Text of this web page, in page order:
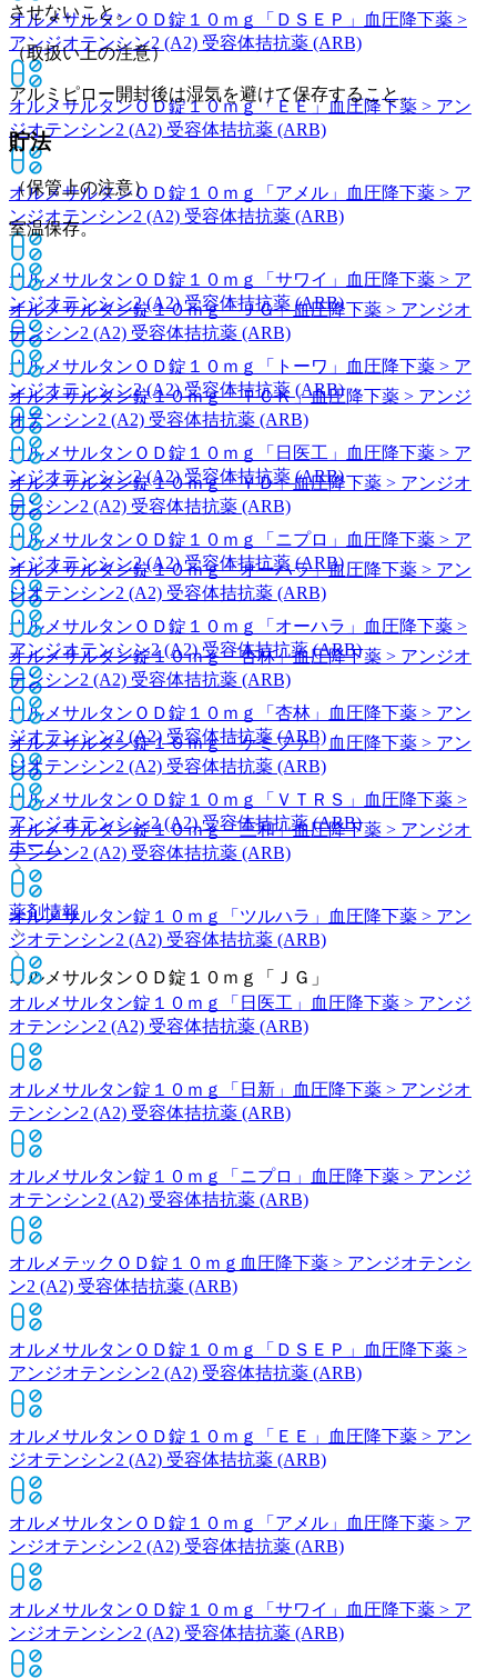
オルメサルタンＯＤ錠１０ｍｇ「ＤＳＥＰ」
血圧降下薬 >
アンジオテンシン2 (A2) 受容体拮抗薬 (ARB)
オルメサルタンＯＤ錠１０ｍｇ「ＥＥ」 血圧降下薬 > アン
ジオテンシン2 (A2) 受容体拮抗薬 (ARB)
オルメサルタンＯＤ錠１０ｍｇ「アメル」
血圧降下薬 > ア
ンジオテンシン2 (A2) 受容体拮抗薬 (ARB)
オルメサルタンＯＤ錠１０ｍｇ「サワイ」
血圧降下薬 > ア
ンジオテンシン2 (A2) 受容体拮抗薬 (ARB)
オルメサルタンＯＤ錠１０ｍｇ「トーワ」
血圧降下薬 > ア
ンジオテンシン2 (A2) 受容体拮抗薬 (ARB)
オルメサルタンＯＤ錠１０ｍｇ「日医工」
血圧降下薬 > ア
ンジオテンシン2 (A2) 受容体拮抗薬 (ARB)
オルメサルタンＯＤ錠１０ｍｇ「ニプロ」
血圧降下薬 > ア
ンジオテンシン2 (A2) 受容体拮抗薬 (ARB)
オルメサルタンＯＤ錠１０ｍｇ「オーハラ」
血圧降下薬 >
アンジオテンシン2 (A2) 受容体拮抗薬 (ARB)
オルメサルタンＯＤ錠１０ｍｇ「杏林」
血圧降下薬 > アン
ジオテンシン2 (A2) 受容体拮抗薬 (ARB)
オルメサルタンＯＤ錠１０ｍｇ「ＶＴＲＳ」
血圧降下薬 >
アンジオテンシン2 (A2) 受容体拮抗薬 (ARB)
ホーム
薬剤情報
オルメサルタンＯＤ錠１０ｍｇ「ＪＧ」
させないこと。
（取扱い上の注意）
アルミピロー開封後は湿気を避けて保存すること。
貯法
（保管上の注意）
室温保存。
オルメサルタン錠１０ｍｇ「ＪＧ」血圧降下薬 > アンジオ
テンシン2 (A2) 受容体拮抗薬 (ARB)
オルメサルタン錠１０ｍｇ「ＴＣＫ」血圧降下薬 > アンジ
オテンシン2 (A2) 受容体拮抗薬 (ARB)
オルメサルタン錠１０ｍｇ「ＹＤ」血圧降下薬 > アンジオ
テンシン2 (A2) 受容体拮抗薬 (ARB)
オルメサルタン錠１０ｍｇ「オーハラ」血圧降下薬 > アン
ジオテンシン2 (A2) 受容体拮抗薬 (ARB)
オルメサルタン錠１０ｍｇ「杏林」血圧降下薬 > アンジオ
テンシン2 (A2) 受容体拮抗薬 (ARB)
オルメサルタン錠１０ｍｇ「ケミファ」 血圧降下薬 > アン
ジオテンシン2 (A2) 受容体拮抗薬 (ARB)
オルメサルタン錠１０ｍｇ「三和」血圧降下薬 > アンジオ
テンシン2 (A2) 受容体拮抗薬 (ARB)
オルメサルタン錠１０ｍｇ「ツルハラ」
血圧降下薬 > アン
ジオテンシン2 (A2) 受容体拮抗薬 (ARB)
オルメサルタン錠１０ｍｇ「日医工」
血圧降下薬 > アンジ
オテンシン2 (A2) 受容体拮抗薬 (ARB)
オルメサルタン錠１０ｍｇ「日新」
血圧降下薬 > アンジオ
テンシン2 (A2) 受容体拮抗薬 (ARB)
オルメサルタン錠１０ｍｇ「ニプロ」
血圧降下薬 > アンジ
オテンシン2 (A2) 受容体拮抗薬 (ARB)
オルメテックＯＤ錠１０ｍｇ 血圧降下薬 > アンジオテンシ
ン2 (A2) 受容体拮抗薬 (ARB)
オルメサルタンＯＤ錠１０ｍｇ「ＤＳＥＰ」
血圧降下薬 >
アンジオテンシン2 (A2) 受容体拮抗薬 (ARB)
オルメサルタンＯＤ錠１０ｍｇ「ＥＥ」
血圧降下薬 > アン
ジオテンシン2 (A2) 受容体拮抗薬 (ARB)
オルメサルタンＯＤ錠１０ｍｇ「アメル」
血圧降下薬 > ア
ンジオテンシン2 (A2) 受容体拮抗薬 (ARB)
オルメサルタンＯＤ錠１０ｍｇ「サワイ」
血圧降下薬 > ア
ンジオテンシン2 (A2) 受容体拮抗薬 (ARB)